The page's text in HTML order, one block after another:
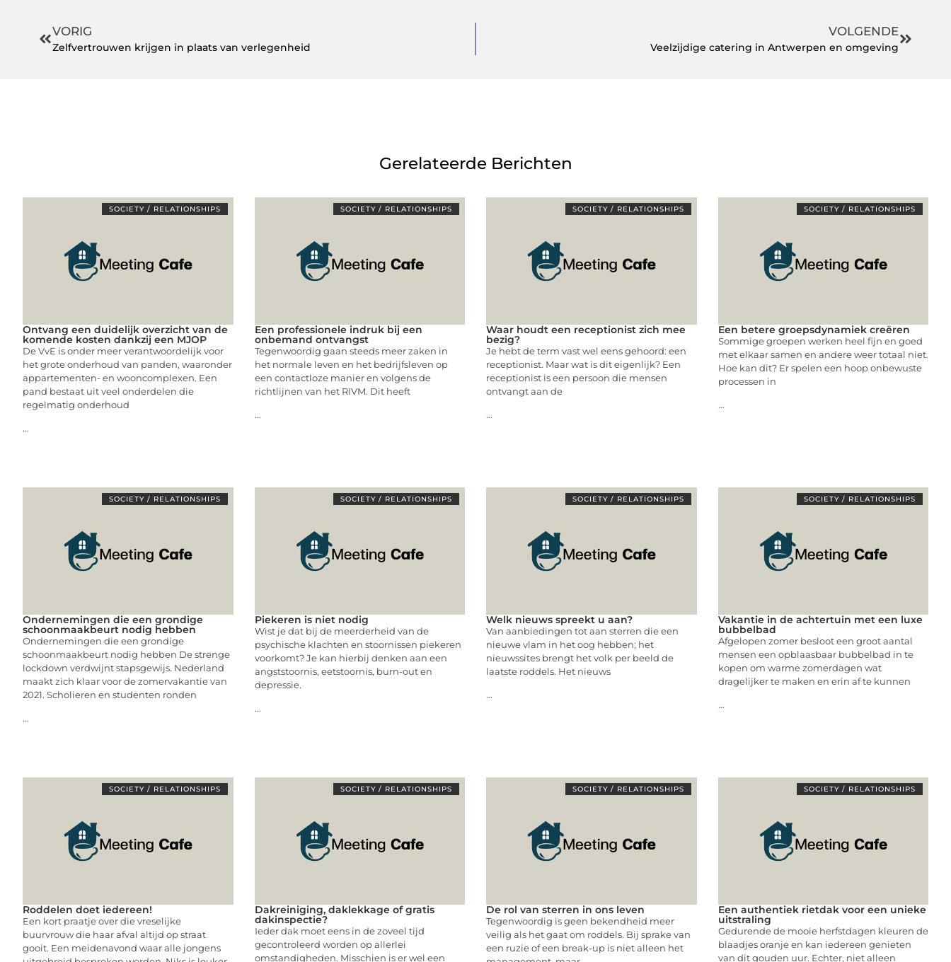
VORIG
Zelfvertrouwen krijgen in plaats van verlegenheid
VOLGENDE
Veelzijdige catering in Antwerpen en omgeving
Gerelateerde Berichten
SOCIETY / RELATIONSHIPS
Ontvang een duidelijk overzicht van de
komende kosten dankzij een MJOP
De VvE is onder meer verantwoordelijk voor
het grote onderhoud van panden, waaronder
appartementen- en wooncomplexen. Een
pand bestaat uit veel onderdelen die
regelmatig onderhoud
...
SOCIETY / RELATIONSHIPS
Een professionele indruk bij een
onbemand ontvangst
Tegenwoordig gaan steeds meer zaken in
het normale leven en het bedrijfsleven op
een contactloze manier en volgens de
richtlijnen van het RIVM. Dit heeft
...
SOCIETY / RELATIONSHIPS
Waar houdt een receptionist zich mee
bezig?
Je hebt de term vast wel eens gehoord: een
receptionist. Maar wat is dit eigenlijk? Een
receptionist is een persoon die mensen
ontvangt aan de
...
SOCIETY / RELATIONSHIPS
Een betere groepsdynamiek creëren
Sommige groepen werken heel fijn en goed
met elkaar samen en andere weer totaal niet.
Hoe kan dit? Er spelen een hoop onbewuste
processen in
...
SOCIETY / RELATIONSHIPS
Ondernemingen die een grondige
schoonmaakbeurt nodig hebben
Ondernemingen die een grondige
schoonmaakbeurt nodig hebben De strenge
lockdown verdwijnt stapsgewijs. Nederland
maakt zich klaar voor de zomervakantie van
2021. Scholieren en studenten ronden
...
SOCIETY / RELATIONSHIPS
Piekeren is niet nodig
Wist je dat bij de meerderheid van de
psychische klachten en stoornissen piekeren
voorkomt? Je kan hierbij denken aan een
angststoornis, eetstoornis, burn-out en
depressie.
...
SOCIETY / RELATIONSHIPS
Welk nieuws spreekt u aan?
Van aanbiedingen tot aan sterren die een
nieuwe vlam in het oog hebben; het
nieuwssites brengt het volk per beeld de
laatste roddels. Het nieuws
...
SOCIETY / RELATIONSHIPS
Vakantie in de achtertuin met een luxe
bubbelbad
Afgelopen zomer besloot een groot aantal
mensen een opblaasbaar bubbelbad in te
kopen om warme zomerdagen wat
dragelijker te maken en erin af te kunnen
...
SOCIETY / RELATIONSHIPS
Roddelen doet iedereen!
Een kort praatje over die vreselijke
buurvrouw die haar afval altijd op straat
gooit. Een meidenavond waar alle jongens
SOCIETY / RELATIONSHIPS
Dakreiniging, daklekkage of gratis
dakinspectie?
Ieder dak moet eens in de zoveel tijd
gecontroleerd worden op allerlei
omstandigheden. Misschien is er wel een
SOCIETY / RELATIONSHIPS
De rol van sterren in ons leven
Tegenwoordig is geen bekendheid meer
veilig als het gaat om roddels. Bij sprake van
een ruzie of een break-up is niet alleen het
SOCIETY / RELATIONSHIPS
Een authentiek rietdak voor een unieke
uitstraling
Gedurende de mooie herfstdagen kleuren de
blaadjes oranje en kan iedereen genieten
van dit gouden uur. Echter, niet alleen